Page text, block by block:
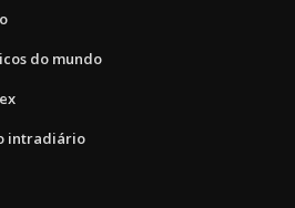
do mundo
intradiário